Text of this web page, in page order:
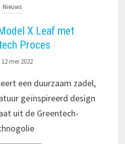
Nieuws
X Leaf met
Proces
12 mei 2022
een duurzaam zadel,
geïnspireerd design
uit de Greentech-